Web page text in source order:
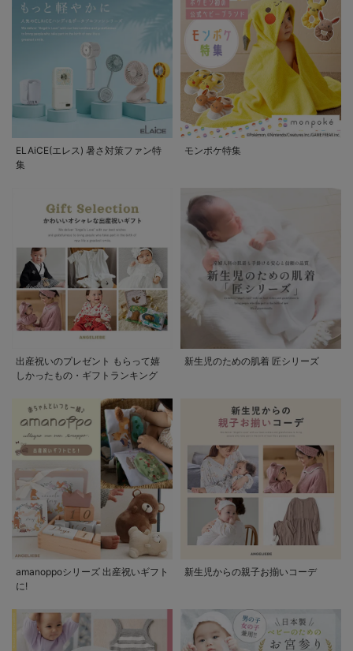
ELAiCE(エレス) 暑さ対策ファン特
集
モンポケ特集
出産祝いのプレゼント もらって嬉
しかったもの・ギフトランキング
新生児のための肌着 匠シリーズ
amanoppoシリーズ 出産祝いギフト
に!
新生児からの親子お揃いコーデ